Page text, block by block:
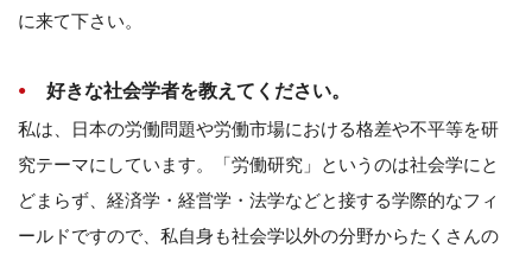
に来て下さい。
好きな社会学者を教えてください。
私は、日本の労働問題や労働市場における格差や不平等を研
究テーマにしています。「労働研究」というのは社会学にと
どまらず、経済学・経営学・法学などと接する学際的なフィ
ールドですので、私自身も社会学以外の分野からたくさんの